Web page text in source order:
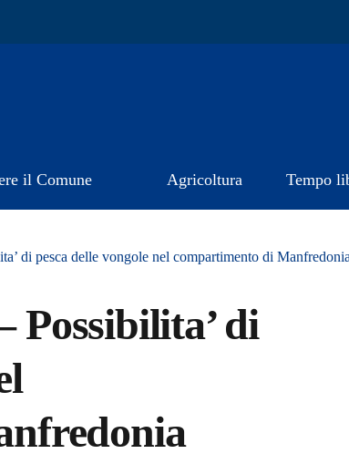
il Comune Agricoltura Tempo
di pesca delle vongole nel compartimento di Manfredonia
Possibilita’ di